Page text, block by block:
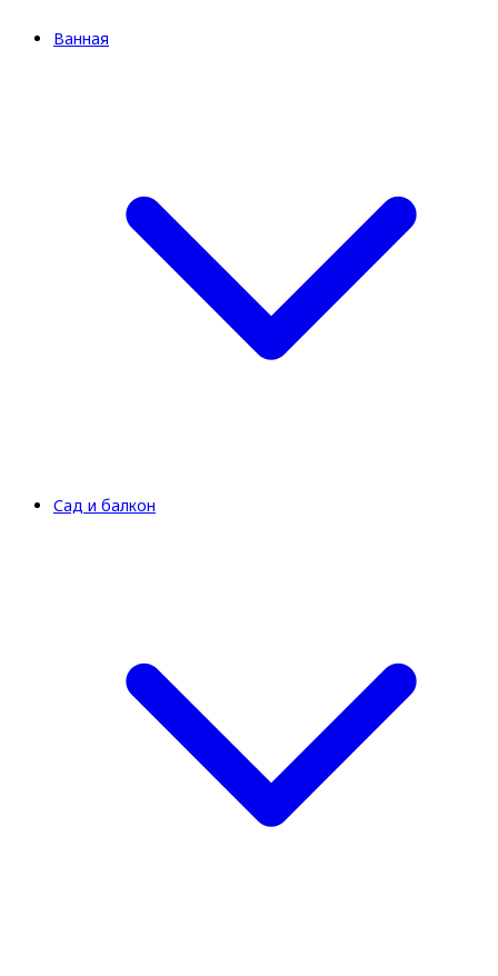
Ванная
Сад и балкон